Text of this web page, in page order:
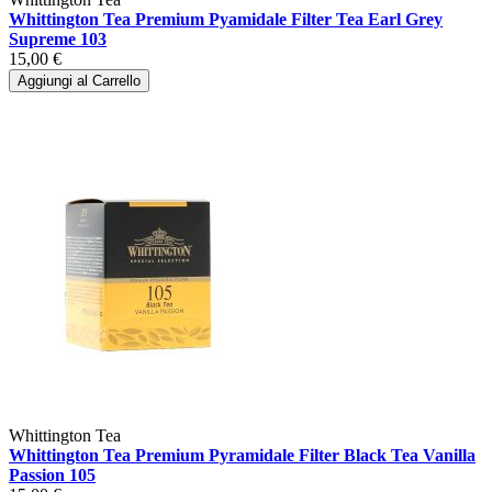
Whittington Tea Premium Pyamidale Filter Tea Earl Grey
Supreme 103
15,00 €
Aggiungi al Carrello
Whittington Tea
Whittington Tea Premium Pyramidale Filter Black Tea Vanilla
Passion 105